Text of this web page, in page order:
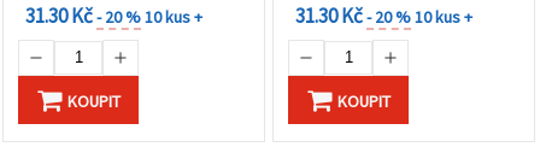
31.30 Kč- 20 %10 kus +
KOUPIT
31.30 Kč- 20 %10 kus +
KOUPIT